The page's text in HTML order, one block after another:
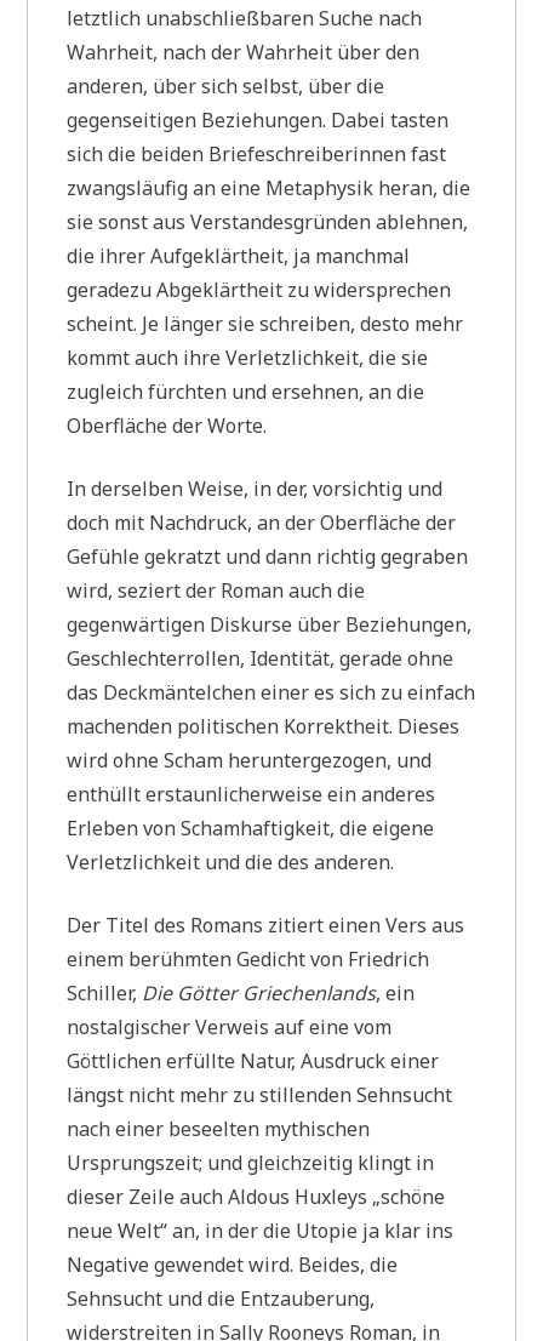
letztlich unabschließbaren Suche nach
Wahrheit, nach der Wahrheit über den
anderen, über sich selbst, über die
gegenseitigen Beziehungen. Dabei tasten
sich die beiden Briefeschreiberinnen fast
zwangsläufig an eine Metaphysik heran, die
sie sonst aus Verstandesgründen ablehnen,
die ihrer Aufgeklärtheit, ja manchmal
geradezu Abgeklärtheit zu widersprechen
scheint. Je länger sie schreiben, desto mehr
kommt auch ihre Verletzlichkeit, die sie
zugleich fürchten und ersehnen, an die
Oberfläche der Worte.
In derselben Weise, in der, vorsichtig und
doch mit Nachdruck, an der Oberfläche der
Gefühle gekratzt und dann richtig gegraben
wird, seziert der Roman auch die
gegenwärtigen Diskurse über Beziehungen,
Geschlechterrollen, Identität, gerade ohne
das Deckmäntelchen einer es sich zu einfach
machenden politischen Korrektheit. Dieses
wird ohne Scham heruntergezogen, und
enthüllt erstaunlicherweise ein anderes
Erleben von Schamhaftigkeit, die eigene
Verletzlichkeit und die des anderen.
Der Titel des Romans zitiert einen Vers aus
einem berühmten Gedicht von Friedrich
Schiller, Die Götter Griechenlands, ein
nostalgischer Verweis auf eine vom
Göttlichen erfüllte Natur, Ausdruck einer
längst nicht mehr zu stillenden Sehnsucht
nach einer beseelten mythischen
Ursprungszeit; und gleichzeitig klingt in
dieser Zeile auch Aldous Huxleys „schöne
neue Welt“ an, in der die Utopie ja klar ins
Negative gewendet wird. Beides, die
Sehnsucht und die Entzauberung,
widerstreiten in Sally Rooneys Roman, in